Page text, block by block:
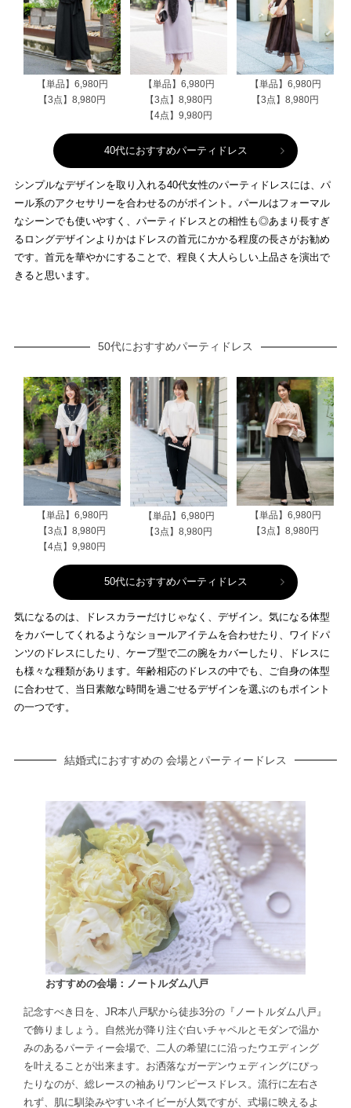
【単品】6,980円
【3点】8,980円
【単品】6,980円
【3点】8,980円
【4点】9,980円
【単品】6,980円
【3点】8,980円
40代におすすめパーティドレス
シンプルなデザインを取り入れる40代女性のパーティドレスには、パ
ール系のアクセサリーを合わせるのがポイント。パールはフォーマル
なシーンでも使いやすく、パーティドレスとの相性も◎あまり長すぎ
るロングデザインよりかはドレスの首元にかかる程度の長さがお勧め
です。首元を華やかにすることで、程良く大人らしい上品さを演出で
きると思います。
50代におすすめパーティドレス
【単品】6,980円
【3点】8,980円
【4点】9,980円
【単品】6,980円
【3点】8,980円
【単品】6,980円
【3点】8,980円
50代におすすめパーティドレス
気になるのは、ドレスカラーだけじゃなく、デザイン。気になる体型
をカバーしてくれるようなショールアイテムを合わせたり、ワイドパ
ンツのドレスにしたり、ケープ型で二の腕をカバーしたり、ドレスに
も様々な種類があります。年齢相応のドレスの中でも、ご自身の体型
に合わせて、当日素敵な時間を過ごせるデザインを選ぶのもポイント
の一つです。
結婚式におすすめの 会場とパーティードレス
おすすめの会場：ノートルダム八戸
記念すべき日を、JR本八戸駅から徒歩3分の『ノートルダム八戸』
で飾りましょう。自然光が降り注ぐ白いチャペルとモダンで温か
みのあるパーティー会場で、二人の希望にに沿ったウエディング
を叶えることが出来ます。お洒落なガーデンウェディングにぴっ
たりなのが、総レースの袖ありワンピースドレス。流行に左右さ
れず、肌に馴染みやすいネイビーが人気ですが、式場に映えるよ